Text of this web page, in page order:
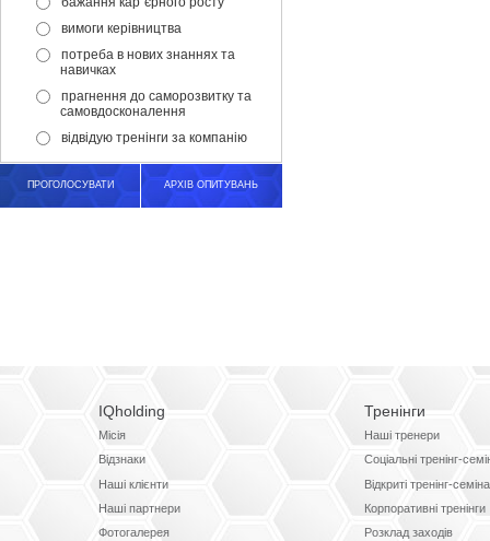
вимоги керівництва
потреба в нових знаннях та
навичках
прагнення до саморозвитку та
самовдосконалення
відвідую тренінги за компанію
ПРОГОЛОСУВАТИ АРХІВ ОПИТУВАНЬ
IQholding
Місія
Відзнаки
Наші клієнти
Наші партнери
Фотогалерея
Тренінги
Наші тренери
Соціальні тренінг-
Відкриті тренінг-
Корпоративні тренінги
Розклад заходів